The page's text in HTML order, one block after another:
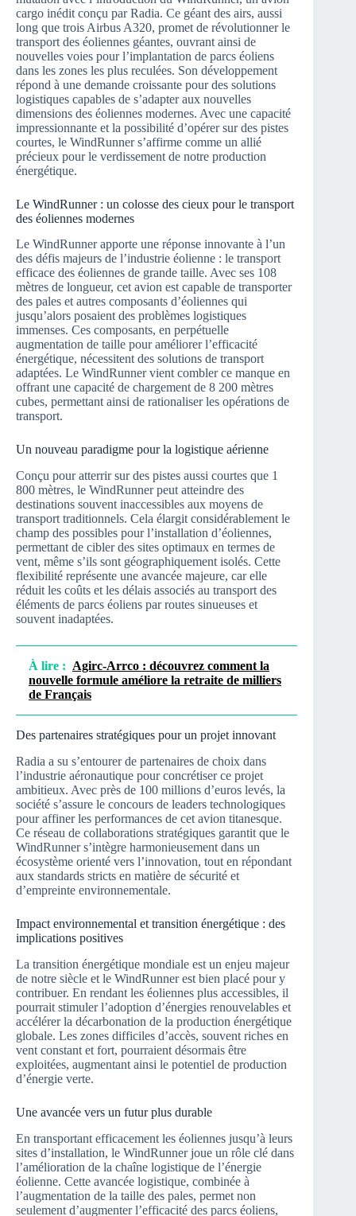
cargo inédit conçu par Radia. Ce géant des airs, aussi
long que trois Airbus A320, promet de révolutionner le
transport des éoliennes géantes, ouvrant ainsi de
nouvelles voies pour l’implantation de parcs éoliens
dans les zones les plus reculées. Son développement
répond à une demande croissante pour des solutions
logistiques capables de s’adapter aux nouvelles
dimensions des éoliennes modernes. Avec une capacité
impressionnante et la possibilité d’opérer sur des pistes
courtes, le WindRunner s’affirme comme un allié
précieux pour le verdissement de notre production
énergétique.
Le WindRunner : un colosse des cieux pour le transport
des éoliennes modernes
Le WindRunner apporte une réponse innovante à l’un
des défis majeurs de l’industrie éolienne : le transport
efficace des éoliennes de grande taille. Avec ses 108
mètres de longueur, cet avion est capable de transporter
des pales et autres composants d’éoliennes qui
jusqu’alors posaient des problèmes logistiques
immenses. Ces composants, en perpétuelle
augmentation de taille pour améliorer l’efficacité
énergétique, nécessitent des solutions de transport
adaptées. Le WindRunner vient combler ce manque en
offrant une capacité de chargement de 8 200 mètres
cubes, permettant ainsi de rationaliser les opérations de
transport.
Un nouveau paradigme pour la logistique aérienne
Conçu pour atterrir sur des pistes aussi courtes que 1
800 mètres, le WindRunner peut atteindre des
destinations souvent inaccessibles aux moyens de
transport traditionnels. Cela élargit considérablement le
champ des possibles pour l’installation d’éoliennes,
permettant de cibler des sites optimaux en termes de
vent, même s’ils sont géographiquement isolés. Cette
flexibilité représente une avancée majeure, car elle
réduit les coûts et les délais associés au transport des
éléments de parcs éoliens par routes sinueuses et
souvent inadaptées.
À lire : Agirc-Arrco : découvrez comment la
nouvelle formule améliore la retraite de milliers
de Français
Des partenaires stratégiques pour un projet innovant
Radia a su s’entourer de partenaires de choix dans
l’industrie aéronautique pour concrétiser ce projet
ambitieux. Avec près de 100 millions d’euros levés, la
société s’assure le concours de leaders technologiques
pour affiner les performances de cet avion titanesque.
Ce réseau de collaborations stratégiques garantit que le
WindRunner s’intègre harmonieusement dans un
écosystème orienté vers l’innovation, tout en répondant
aux standards stricts en matière de sécurité et
d’empreinte environnementale.
Impact environnemental et transition énergétique : des
implications positives
La transition énergétique mondiale est un enjeu majeur
de notre siècle et le WindRunner est bien placé pour y
contribuer. En rendant les éoliennes plus accessibles, il
pourrait stimuler l’adoption d’énergies renouvelables et
accélérer la décarbonation de la production énergétique
globale. Les zones difficiles d’accès, souvent riches en
vent constant et fort, pourraient désormais être
exploitées, augmentant ainsi le potentiel de production
d’énergie verte.
Une avancée vers un futur plus durable
En transportant efficacement les éoliennes jusqu’à leurs
sites d’installation, le WindRunner joue un rôle clé dans
l’amélioration de la chaîne logistique de l’énergie
éolienne. Cette avancée logistique, combinée à
l’augmentation de la taille des pales, permet non
seulement d’augmenter l’efficacité des parcs éoliens,